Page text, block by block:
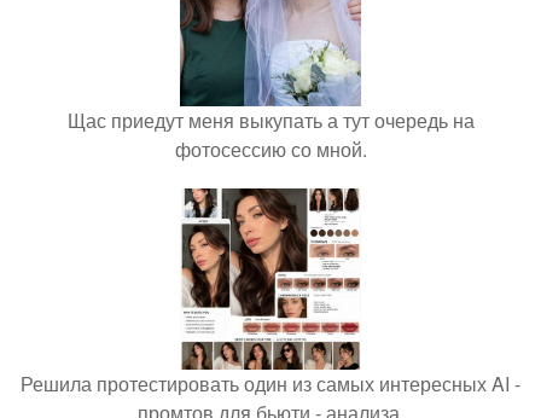
Щас приедут меня выкупать а тут очередь на
фотосессию со мной.
Решила протестировать один из самых интересных AI -